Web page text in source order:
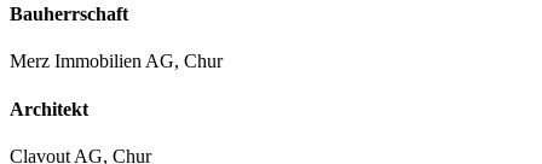
Bauherrschaft
Merz Immobilien AG, Chur
Architekt
Clavout AG, Chur